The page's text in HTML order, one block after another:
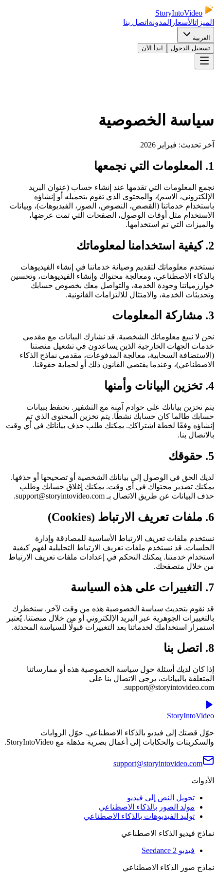
StoryIntoVideo
الميزاتالأسعار المدونة اتصل بنا
العربية
تسجيل الدخول
ابدأ الآن
سياسة الخصوصية
آخر تحديث: فبراير 2026
1
. المعلومات التي نجمعها
نجمع المعلومات التي تقدمها عند إنشاء حساب (عنوان البريد
الإلكتروني، الاسم)، والمحتوى الذي تقوم بتحميله أو إنشاؤه
باستخدام خدماتنا (القصص، النصوص، الصور، الفيديوهات)، وبيانات
الاستخدام مثل أوقات الوصول، الصفحات التي تمت عرضها،
والميزات التي تم استخدامها.
2
.كيفية استخدامنا لمعلوماتك
نستخدم معلوماتك لتقديم وصيانة خدماتنا في إنشاء الفيديوهات
بالذكاء الاصطناعي، ومعالجة محتواك وإنشاء الفيديوهات، وتحسين
خوارزمياتنا وجودة الخدمة، والتواصل معك بخصوص حسابك
وتحديثات الخدمة، والامتثال للالتزامات القانونية.
3
. مشاركة المعلومات
نحن لا نبيع معلوماتك الشخصية. قد نشارك البيانات مع مقدمي
خدمات الجهات الخارجية الذين يساعدون في تشغيل منصتنا
(الاستضافة السحابية، معالجة المدفوعات، مقدمي نماذج الذكاء
الاصطناعي)، وعندما يقتضي القانون ذلك أو لحماية حقوقنا.
4
. تخزين البيانات وأمنها
يتم تخزين بياناتك على خوادم آمنة مع التشفير. نحتفظ ببيانات
حسابك طالما كان حسابك نشطًا. يتم تخزين المحتوى الذي تم
إنشاؤه وفقًا لخطة اشتراكك. يمكنك طلب حذف بياناتك في أي وقت
بالاتصال بنا.
5
. حقوقك
لديك الحق في الوصول إلى بياناتك الشخصية أو تصحيحها أو حذفها.
يمكنك تصدير محتواك في أي وقت. يمكنك إغلاق حسابك وطلب
حذف البيانات عن طريق الاتصال بـ support@storyintovideo.com.
6
. ملفات تعريف الارتباط (Cookies)
نستخدم ملفات تعريف الارتباط الأساسية للمصادقة وإدارة
الجلسات. قد نستخدم ملفات تعريف الارتباط التحليلية لفهم كيفية
استخدام خدمتنا. يمكنك التحكم في إعدادات ملفات تعريف الارتباط
من خلال متصفحك.
7
. التغييرات على هذه السياسة
قد نقوم بتحديث سياسة الخصوصية هذه من وقت لآخر. سنخطرك
بالتغييرات الجوهرية عبر البريد الإلكتروني أو من خلال منصتنا. يُعتبر
استمرار استخدامك لخدماتنا بعد التغييرات قبولًا للسياسة المحدثة.
8
. اتصل بنا
إذا كان لديك أسئلة حول سياسة الخصوصية هذه أو ممارساتنا
المتعلقة بالبيانات، يرجى الاتصال بنا على
support@storyintovideo.com.
StoryIntoVideo
حوّل قصتك إلى فيديو بالذكاء الاصطناعي. حوّل الروايات
والسكربتات والحكايات إلى أعمال بصرية مذهلة مع StoryIntoVideo.
support@storyintovideo.com
الأدوات
تحويل النص إلى فيديو
مولد الصور بالذكاء الاصطناعي
توليد الفيديوهات بالذكاء الاصطناعي
نماذج فيديو الذكاء الاصطناعي
فيديو Seedance 2
نماذج صور الذكاء الاصطناعي